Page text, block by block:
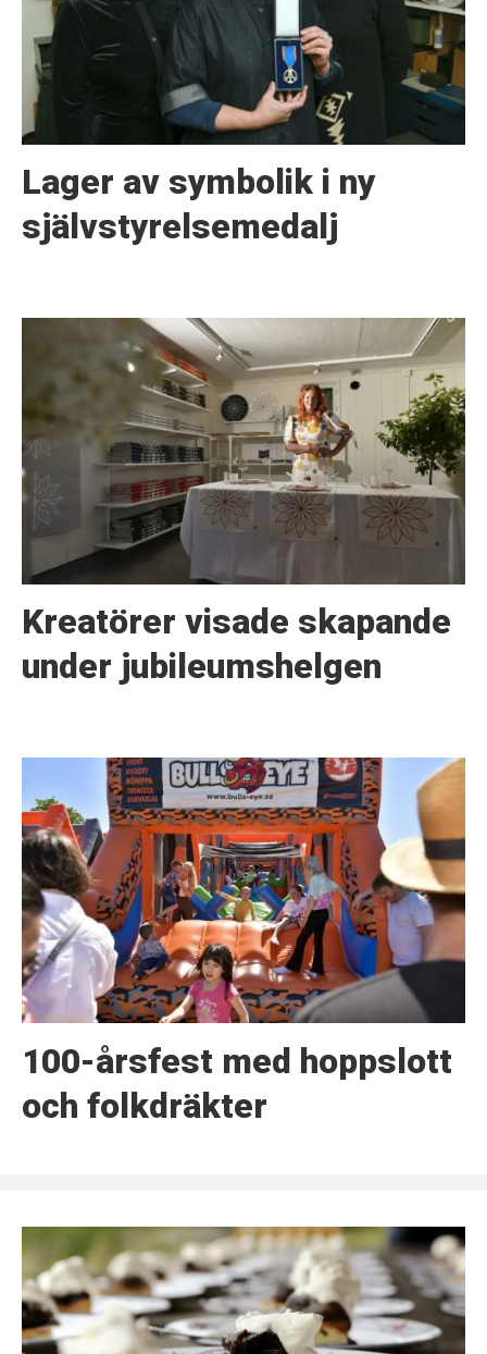
Lager av symbolik i ny
självstyrelsemedalj
Kreatörer visade skapande
under jubileumshelgen
100-årsfest med hoppslott
och folkdräkter